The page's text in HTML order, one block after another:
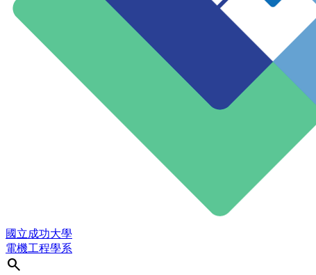
國立成功大學
電機工程學系
search